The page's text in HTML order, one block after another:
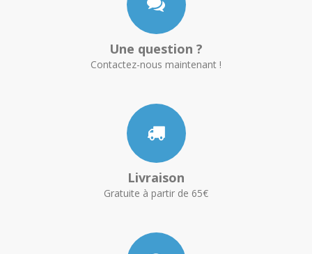
Une question ?
Contactez-nous maintenant !
Livraison
Gratuite à partir de 65€